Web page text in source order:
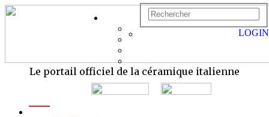
Le portail officiel de la céramique italienne
LOGIN